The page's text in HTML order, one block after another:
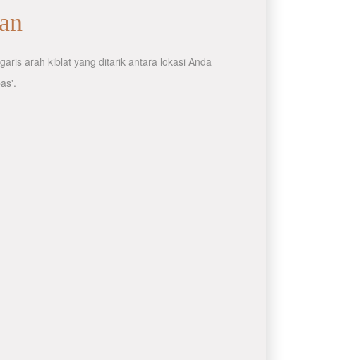
arah kiblat yang ditarik antara lokasi Anda